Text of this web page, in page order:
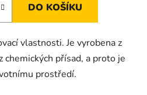
DO KOŠÍKU
vlastnosti. Je vyrobena z
chemických přísad, a proto je
prostředí.